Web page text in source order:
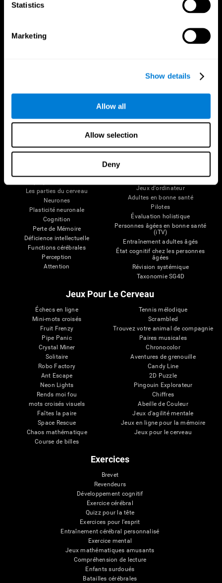
Statistics
Marketing
Show details
Allow all
Allow selection
Deny
Nous suivre
Les parties du cerveau
Neurones
Plasticité neuronale
Cognition
Perte de Mémoire
Déficience intellectuelle
Functions cérébrales
Perception
Attention
numérique
Jeux d'ordinateur
Adultes en bonne santé
Pilotes
Évaluation holistique
Personnes âgées en bonne santé
(iTV)
Entraînement adultes âgés
État cognitif chez les personnes
âgées
Révision systémique
Taxonomie SG4D
Jeux Pour Le Cerveau
Échecs en ligne
Mini-mots croisés
Fruit Frenzy
Pipe Panic
Crystal Miner
Solitaire
Robo Factory
Ant Escape
Neon Lights
Rends moi fou
mots croisés visuels
Faîtes la paire
Space Rescue
Chaos mathématique
Course de billes
Tennis mélodique
Scrambled
Trouvez votre animal de compagnie
Paires musicales
Chronocolor
Aventures de grenouille
Candy Line
2D Puzzle
Pingouin Explorateur
Chiffres
Abeille de Couleur
Jeux d'agilité mentale
Jeux en ligne pour la mémoire
Jeux pour le cerveau
Exercices
Brevet
Revendeurs
Développement cognitif
Exercice cérébral
Quizz pour la tête
Exercices pour l'esprit
Entraînement cérébral personnalisé
Exercice mental
Jeux mathématiques amusants
Compréhension de lecture
Enfants surdoués
Batailles cérébrales